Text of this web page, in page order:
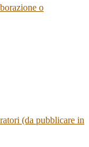
o
(da pubblicare in